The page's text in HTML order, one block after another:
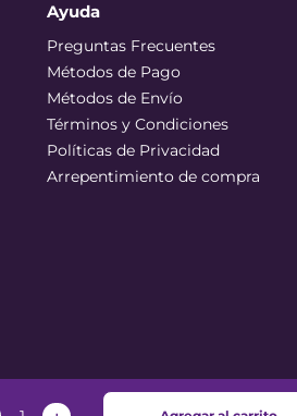
Ayuda
Preguntas Frecuentes
Métodos de Pago
Métodos de Envío
Términos y Condiciones
Políticas de Privacidad
Arrepentimiento de compra